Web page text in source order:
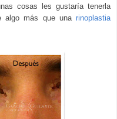
cosas les gustaría tenerla
algo más que una rinoplastia